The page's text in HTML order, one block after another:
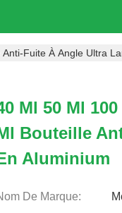
Fuite À Angle Ultra
Ml 50 Ml
Bouteille
Aluminium
De Marque: